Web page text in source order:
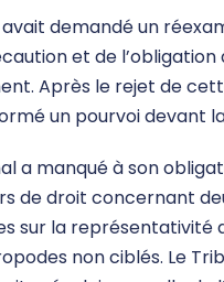
avait demandé un
et de l’obligation
Après le rejet de
un pourvoi devant
a manqué à son
de droit concernant
sur la
non ciblés. Le